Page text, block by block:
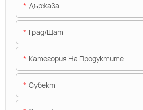
Държава
Град/щат
Категория На Продуктите
Субект